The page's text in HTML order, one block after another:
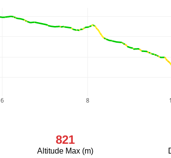
6 8
821
Altitude Max (m)